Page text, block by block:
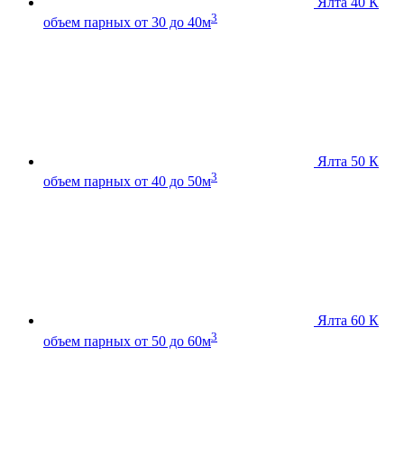
объем парных от 30 до 40м3
Ялта 50 К
объем парных от 40 до 50м3
Ялта 60 К
объем парных от 50 до 60м3